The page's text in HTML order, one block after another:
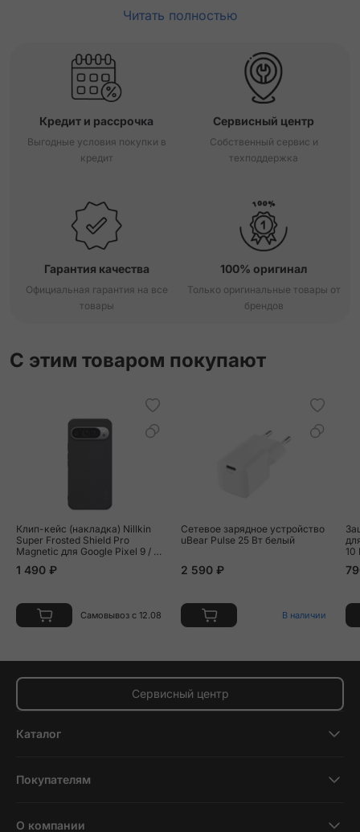
Читать полностью
Кредит и рассрочка
Выгодные условия покупки в
кредит
Сервисный центр
Собственный сервис и
техподдержка
Гарантия качества
Официальная гарантия на все
товары
100% оригинал
Только оригинальные товары от
брендов
С этим товаром покупают
Клип-кейс (накладка) Nillkin
Super Frosted Shield Pro
Magnetic для Google Pixel 9 / 9
1 490 ₽
Самовывоз с 12.08
Сетевое зарядное устройство
uBear Pulse 25 Вт белый
2 590 ₽
В наличии
10
Сервисный центр
Каталог
Планшеты
Покупателям
О компании